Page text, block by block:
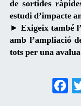
de sortides
estudi d’impacte
► Exigeix també
amb l’ampliació
tots per una
F